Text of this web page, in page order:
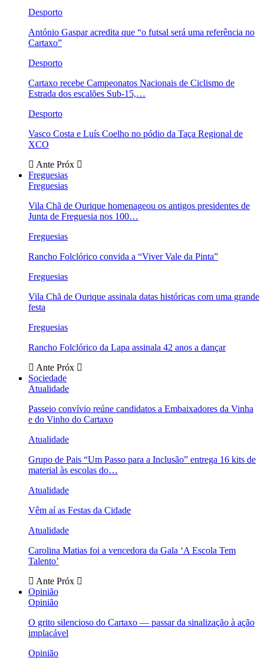
Desporto
António Gaspar acredita que “o futsal será uma referência no
Cartaxo”
Desporto
Cartaxo recebe Campeonatos Nacionais de Ciclismo de
Estrada dos escalões Sub-15,…
Desporto
Vasco Costa e Luís Coelho no pódio da Taça Regional de
XCO
Ante Próx
Freguesias
Freguesias
Vila Chã de Ourique homenageou os antigos presidentes de
Junta de Freguesia nos 100…
Freguesias
Rancho Folclórico convida a “Viver Vale da Pinta”
Freguesias
Vila Chã de Ourique assinala datas históricas com uma grande
festa
Freguesias
Rancho Folclórico da Lapa assinala 42 anos a dançar
Ante Próx
Sociedade
Atualidade
Passeio convívio reúne candidatos a Embaixadores da Vinha
e do Vinho do Cartaxo
Atualidade
Grupo de Pais “Um Passo para a Inclusão” entrega 16 kits de
material às escolas do…
Atualidade
Vêm aí as Festas da Cidade
Atualidade
Carolina Matias foi a vencedora da Gala ‘A Escola Tem
Talento’
Ante Próx
Opinião
Opinião
O grito silencioso do Cartaxo — passar da sinalização à ação
implacável
Opinião